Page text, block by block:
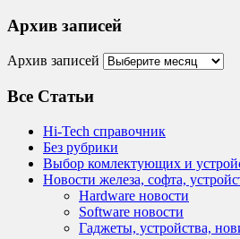
Архив записей
Архив записей
Все Статьи
Hi-Tech справочник
Без рубрики
Выбор комлектующих и
Новости железа, софта,
Hardware новости
Software новости
Гаджеты, устройства,